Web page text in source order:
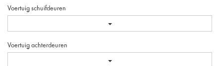
Voertuig schuifdeuren
Voertuig achterdeuren